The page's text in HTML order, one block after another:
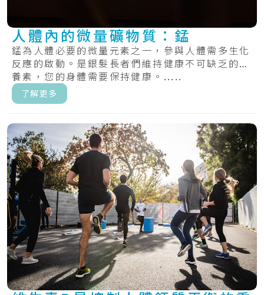
人體內的微量礦物質：錳
錳為人體必要的微量元素之一，參與人體需多生化
反應的啟動。是銀髮長者們維持健康不可缺乏的營
養素，您的身體需要保持健康。.....
了解更多